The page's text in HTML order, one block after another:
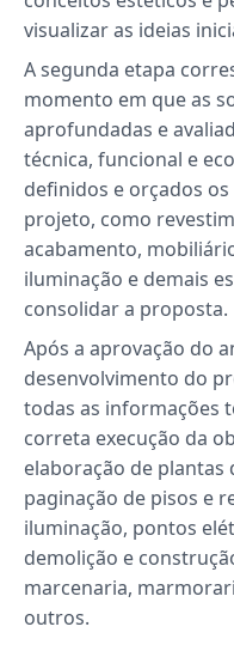
visualizar as ideias
A segunda etapa
momento em que as
aprofundadas e
técnica, funcional e
definidos e orçados
projeto, como
acabamento,
iluminação e demais
consolidar a proposta.
Após a aprovação do
desenvolvimento do
todas as informações
correta execução da
elaboração de plantas
paginação de pisos e
iluminação, pontos
demolição e
marcenaria,
outros.